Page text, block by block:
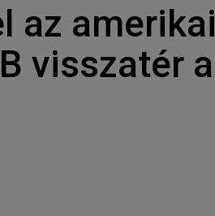
az amerikai
visszatér a